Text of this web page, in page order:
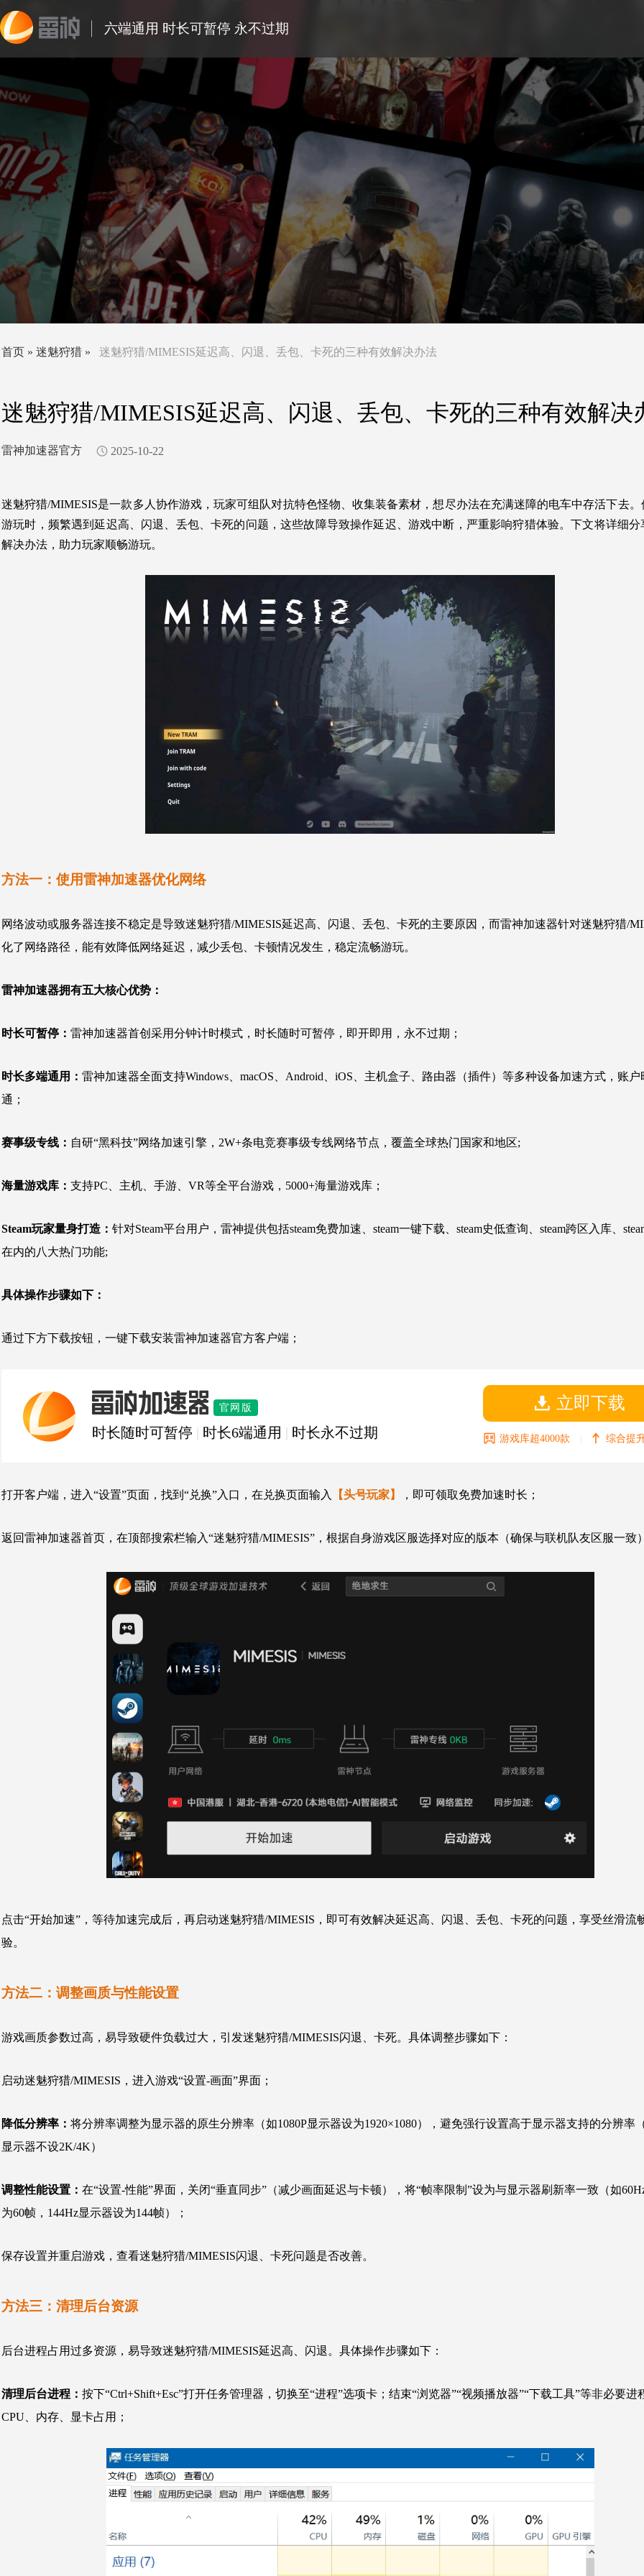
六端通用 时长可暂停 永不过期
首页 » 迷魅狩猎 » 迷魅狩猎/MIMESIS延迟高、闪退、丢包、卡死的三种有效解决办法
迷魅狩猎/MIMESIS延迟高、闪退、丢包、卡死的三种有效解决
雷神加速器官方 2025-10-22
迷魅狩猎/MIMESIS是一款多人协作游戏，玩家可组队对抗特色怪物、收集装备素材，想尽办法在充满迷障的电车中存活下去。
游玩时，频繁遇到延迟高、闪退、丢包、卡死的问题，这些故障导致操作延迟、游戏中断，严重影响狩猎体验。下文将详细分
解决办法，助力玩家顺畅游玩。
方法一：使用雷神加速器优化网络
网络波动或服务器连接不稳定是导致迷魅狩猎/MIMESIS延迟高、闪退、丢包、卡死的主要原因，而雷神加速器针对迷魅狩猎/
化了网络路径， 能有效降低网络延迟，减少丢包、卡顿情况发生，稳定流畅游玩。
雷神加速器拥有五大核心优势：
时长可暂停： 雷神加速器首创采用分钟计时模式，时长随时可暂停，即开即用，永不过期；
时长多端通用： 雷神加速器全面支持Windows、macOS、Android、iOS、主机盒子、路由器（插件）等多种设备加速方式，账户
通；
赛事级专线： 自研“黑科技”网络加速引擎，2W+条电竞赛事级专线网络节点，覆盖全球热门国家和地区;
海量游戏库： 支持PC、主机、手游、VR等全平台游戏，5000+海量游戏库；
Steam玩家量身打造： 针对Steam平台用户，雷神提供包括steam免费加速、steam一键下载、steam史低查询、steam跨区入库、
在内的八大热门功能;
具体操作步骤如下：
通过下方下载按钮，一键下载安装雷神加速器官方客户端；
雷神加速器 官网版
时长随时可暂停 时长6端通用 时长永不过期
立即下载
游戏库超4000款 | 综合提
打开客户端，进入“设置”页面，找到“兑换”入口，在兑换页面输入 【头号玩家】 ，即可领取免费加速时长；
返回雷神加速器首页，在顶部搜索栏输入“迷魅狩猎/MIMESIS”，根据自身游戏区服选择对应的版本（确保与联机队友区服一致
点击“开始加速”，等待加速完成后，再启动迷魅狩猎/MIMESIS，即可有效解决延迟高、闪退、丢包、卡死的问题，享受丝滑流
验。
方法二：调整画质与性能设置
游戏画质参数过高，易导致硬件负载过大，引发迷魅狩猎/MIMESIS闪退、卡死。具体调整步骤如下：
启动迷魅狩猎/MIMESIS，进入游戏“设置-画面”界面；
降低分辨率： 将分辨率调整为显示器的原生分辨率（如1080P显示器设为1920×1080），避免强行设置高于显示器支持的分辨率
显示器不设2K/4K）
调整性能设置： 在“设置-性能”界面，关闭“垂直同步”（减少画面延迟与卡顿），将“帧率限制”设为与显示器刷新率一致（如
为60帧，144Hz显示器设为144帧）；
保存设置并重启游戏，查看迷魅狩猎/MIMESIS闪退、卡死问题是否改善。
方法三：清理后台资源
后台进程占用过多资源，易导致迷魅狩猎/MIMESIS延迟高、闪退。具体操作步骤如下：
清理后台进程： 按下“Ctrl+Shift+Esc”打开任务管理器，切换至“进程”选项卡；结束“浏览器”“视频播放器”“下载工具”等非必要进
CPU、内存、显卡占用；